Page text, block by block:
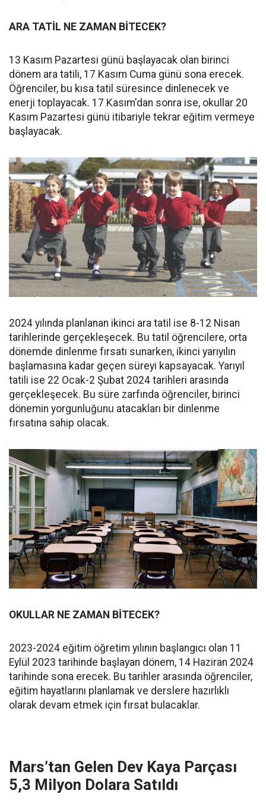
ARA TATİL NE ZAMAN BİTECEK?
13 Kasım Pazartesi günü başlayacak olan birinci
dönem ara tatili, 17 Kasım Cuma günü sona erecek.
Öğrenciler, bu kısa tatil süresince dinlenecek ve
enerji toplayacak. 17 Kasım'dan sonra ise, okullar 20
Kasım Pazartesi günü itibariyle tekrar eğitim vermeye
başlayacak.
2024 yılında planlanan ikinci ara tatil ise 8-12 Nisan
tarihlerinde gerçekleşecek. Bu tatil öğrencilere, orta
dönemde dinlenme fırsatı sunarken, ikinci yarıyılın
başlamasına kadar geçen süreyi kapsayacak. Yarıyıl
tatili ise 22 Ocak-2 Şubat 2024 tarihleri arasında
gerçekleşecek. Bu süre zarfında öğrenciler, birinci
dönemin yorgunluğunu atacakları bir dinlenme
fırsatına sahip olacak.
OKULLAR NE ZAMAN BİTECEK?
2023-2024 eğitim öğretim yılının başlangıcı olan 11
Eylül 2023 tarihinde başlayan dönem, 14 Haziran 2024
tarihinde sona erecek. Bu tarihler arasında öğrenciler,
eğitim hayatlarını planlamak ve derslere hazırlıklı
olarak devam etmek için fırsat bulacaklar.
Mars’tan Gelen Dev Kaya Parçası
5,3 Milyon Dolara Satıldı